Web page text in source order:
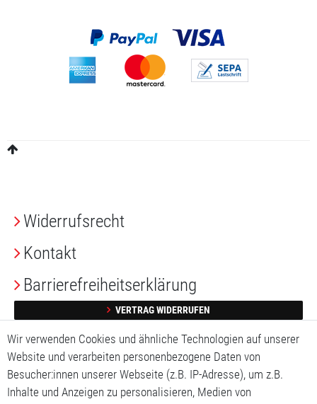
Widerrufs­recht
Kontakt
Barrierefreiheitserklärung
VERTRAG WIDERRUFEN
Impressum
Daten­schutz­erklärung
Wir verwenden Cookies und ähnliche Technologien auf unserer
Website und verarbeiten personenbezogene Daten von
Besucher:innen unserer Webseite (z.B. IP-Adresse), um z.B.
Inhalte und Anzeigen zu personalisieren, Medien von